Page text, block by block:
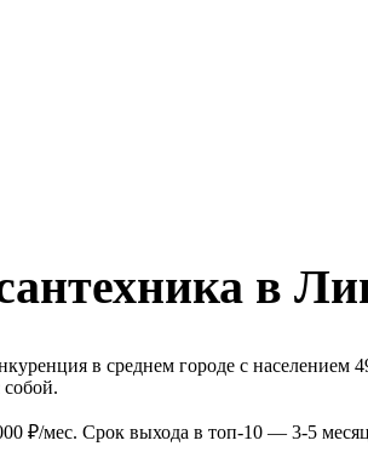
в
в среднем городе с населением
₽/мес. Срок выхода в топ-10 — 3-5